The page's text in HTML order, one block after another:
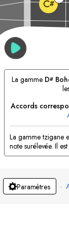
C#
La gamme D#
Accords
La gamme tzigane
note surélevée. Il
Paramètres ·